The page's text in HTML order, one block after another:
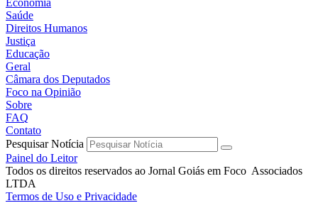
Economia
Saúde
Direitos Humanos
Justiça
Educação
Geral
Câmara dos Deputados
Foco na Opinião
Sobre
FAQ
Contato
Pesquisar Notícia
Painel do Leitor
Todos os direitos reservados ao Jornal Goiás em Foco Associados
LTDA
Termos de Uso e Privacidade